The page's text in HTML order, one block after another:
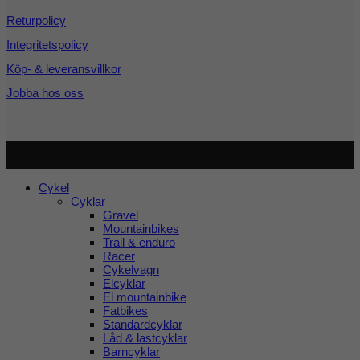
Returpolicy
Integritetspolicy
Köp- & leveransvillkor
Jobba hos oss
Cykel
Cyklar
Gravel
Mountainbikes
Trail & enduro
Racer
Cykelvagn
Elcyklar
El mountainbike
Fatbikes
Standardcyklar
Låd & lastcyklar
Barncyklar